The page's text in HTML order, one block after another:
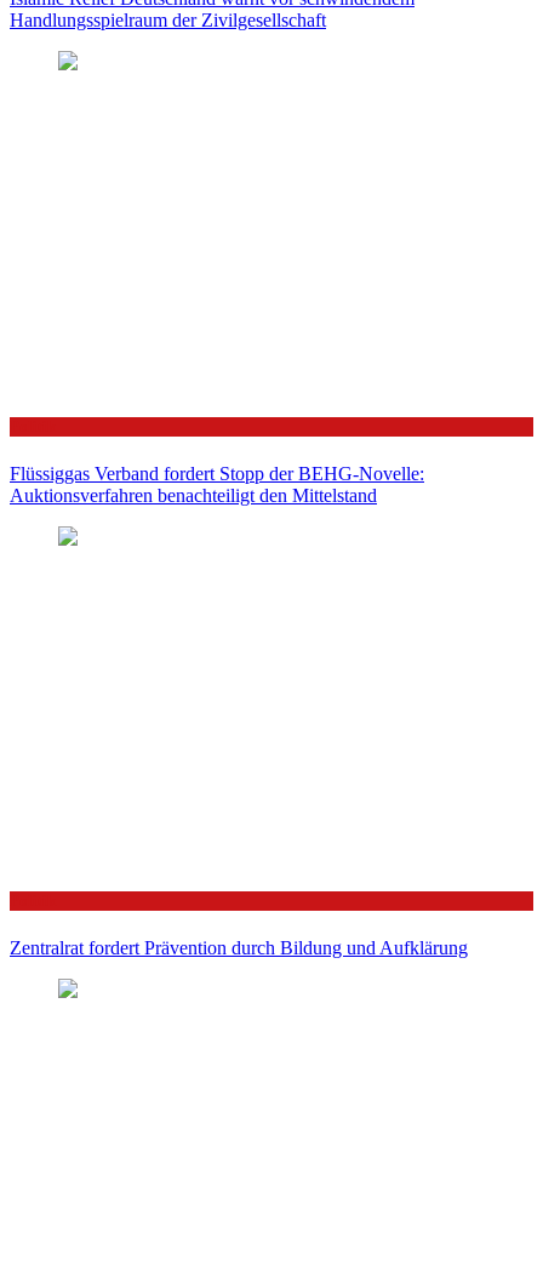
Handlungsspielraum der Zivilgesellschaft
Flüssiggas Verband fordert Stopp der BEHG-Novelle:
Auktionsverfahren benachteiligt den Mittelstand
Zentralrat fordert Prävention durch Bildung und Aufklärung